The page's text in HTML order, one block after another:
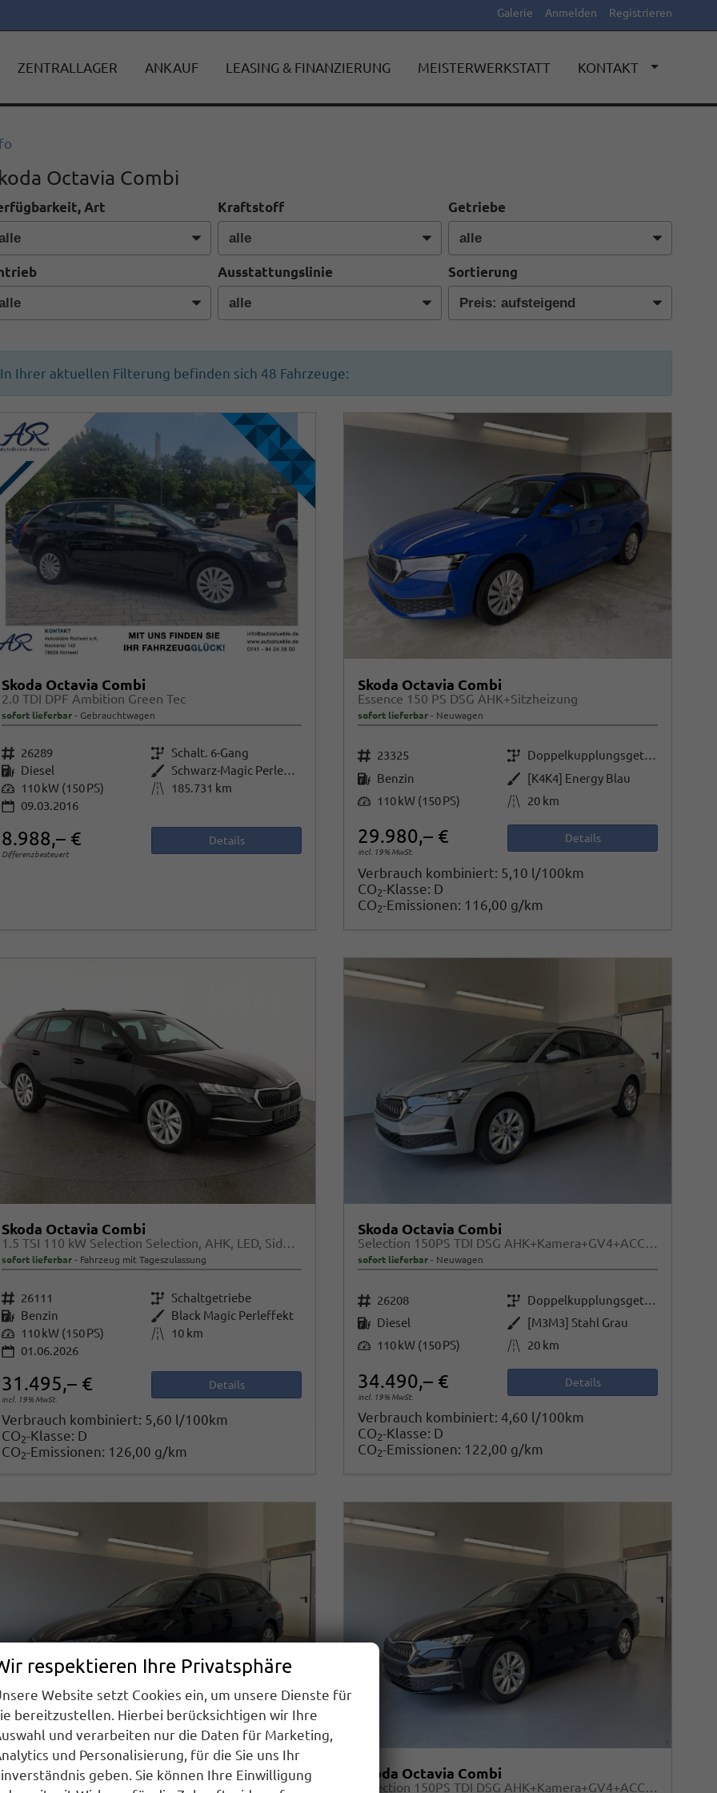
Galerie Anmelden Registrieren
ZENTRALLAGER ANKAUF LEASING & FINANZIERUNG MEISTERWERKSTATT KONTAKT
Octavia Combi
Art Kraftstoff Getriebe
Ausstattungslinie Sortierung
In Ihrer aktuellen Filterung befinden sich 48 Fahrzeuge:
Skoda Octavia Combi
2.0 TDI DPF Ambition Green Tec
sofort lieferbar Gebrauchtwagen
Fahrzeugnr. 26289 Getriebe Schalt. 6-Gang
Kraftstoff Diesel Außenfarbe
Schwarz-Magic Perleffekt
Leistung 110 kW (150 PS) Kilometerstand
185.731 km
09.03.2016
8.988,– €
Differenzbesteuert
Details
Skoda Octavia Combi
Essence 150 PS DSG AHK+Sitzheizung
sofort lieferbar Neuwagen
Fahrzeugnr. 23325 Getriebe
Doppelkupplungsgetriebe (DSG)
Kraftstoff Benzin Außenfarbe
[K4K4] Energy Blau
Leistung 110 kW (150 PS) Kilometerstand 20 km
29.980,– €
incl. 19% MwSt.
Details
Verbrauch kombiniert: 5,10 l/100km
CO2-Klasse: D
CO2-Emissionen: 116,00 g/km
Skoda Octavia Combi
1.5 TSI 110 kW Selection Selection, AHK, LED, Side, ACC, Kamera, Winter, 17-Zoll
sofort lieferbar Fahrzeug mit Tageszulassung
Fahrzeugnr. 26111 Getriebe Schaltgetriebe
Kraftstoff Benzin Außenfarbe Black Magic Perleffekt
Leistung 110 kW (150 PS) Kilometerstand
10 km
01.06.2026
31.495,– €
incl. 19% MwSt.
Details
Verbrauch kombiniert: 5,60 l/100km
CO2-Klasse: D
CO2-Emissionen: 126,00 g/km
Skoda Octavia Combi
Selection 150PS TDI DSG AHK+Kamera+GV4+ACC+TravelAssist+Sunset+Alu+LightAssist
sofort lieferbar Neuwagen
Fahrzeugnr. 26208 Getriebe
Doppelkupplungsgetriebe (DSG)
Kraftstoff Diesel Außenfarbe
[M3M3] Stahl Grau
Leistung 110 kW (150 PS) Kilometerstand 20 km
34.490,– €
incl. 19% MwSt.
Details
Verbrauch kombiniert: 4,60 l/100km
CO2-Klasse: D
CO2-Emissionen: 122,00 g/km
Skoda Octavia Combi Skoda Octavia Combi
Selection 150PS TDI DSG AHK+Kamera+GV4+ACC+TravelAssist+Sunset+Alu+LightAssist
respektieren Ihre Privatsphäre
Website setzt Cookies ein, um unsere Dienste für
bereitzustellen. Hierbei berücksichtigen wir Ihre
und verarbeiten nur die Daten für Marketing,
und Personalisierung, für die Sie uns Ihr
geben. Sie können Ihre Einwilligung